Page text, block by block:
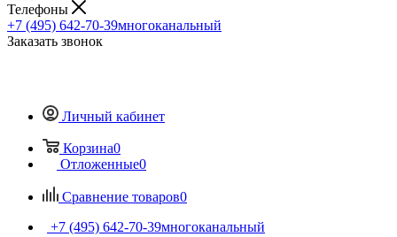
Телефоны
+7 (495) 642-70-39многоканальный
Заказать звонок
Личный кабинет
Корзина0
Отложенные0
Сравнение товаров0
+7 (495) 642-70-39многоканальный